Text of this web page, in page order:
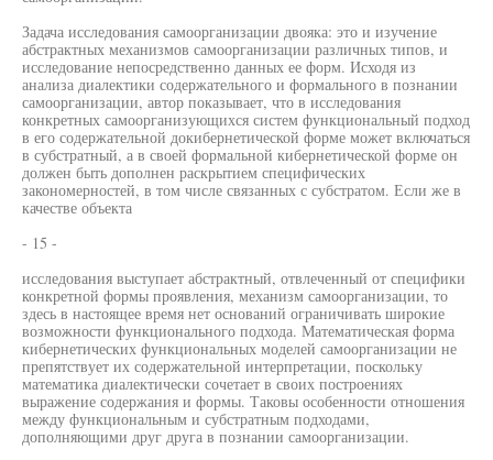
Задача исследования самоорганизации двояка: это и изучение
абстрактных механизмов самоорганизации различных типов, и
исследование непосредственно данных ее форм. Исходя из
анализа диалектики содержательного и формального в познании
самоорганизации, автор показывает, что в исследования
конкретных самоорганизующихся систем функциональный подход
в его содержательной докибернетической форме может включаться
в субстратный, а в своей формальной кибернетической форме он
должен быть дополнен раскрытием специфических
закономерностей, в том числе связанных с субстратом. Если же в
качестве объекта
- 15 -
исследования выступает абстрактный, отвлеченный от специфики
конкретной формы проявления, механизм самоорганизации, то
здесь в настоящее время нет оснований ограничивать широкие
возможности функционального подхода. Математическая форма
кибернетических функциональных моделей самоорганизации не
препятствует их содержательной интерпретации, поскольку
математика диалектически сочетает в своих построениях
выражение содержания и формы. Таковы особенности отношения
между функциональным и субстратным подходами,
дополняющими друг друга в познании самоорганизации.